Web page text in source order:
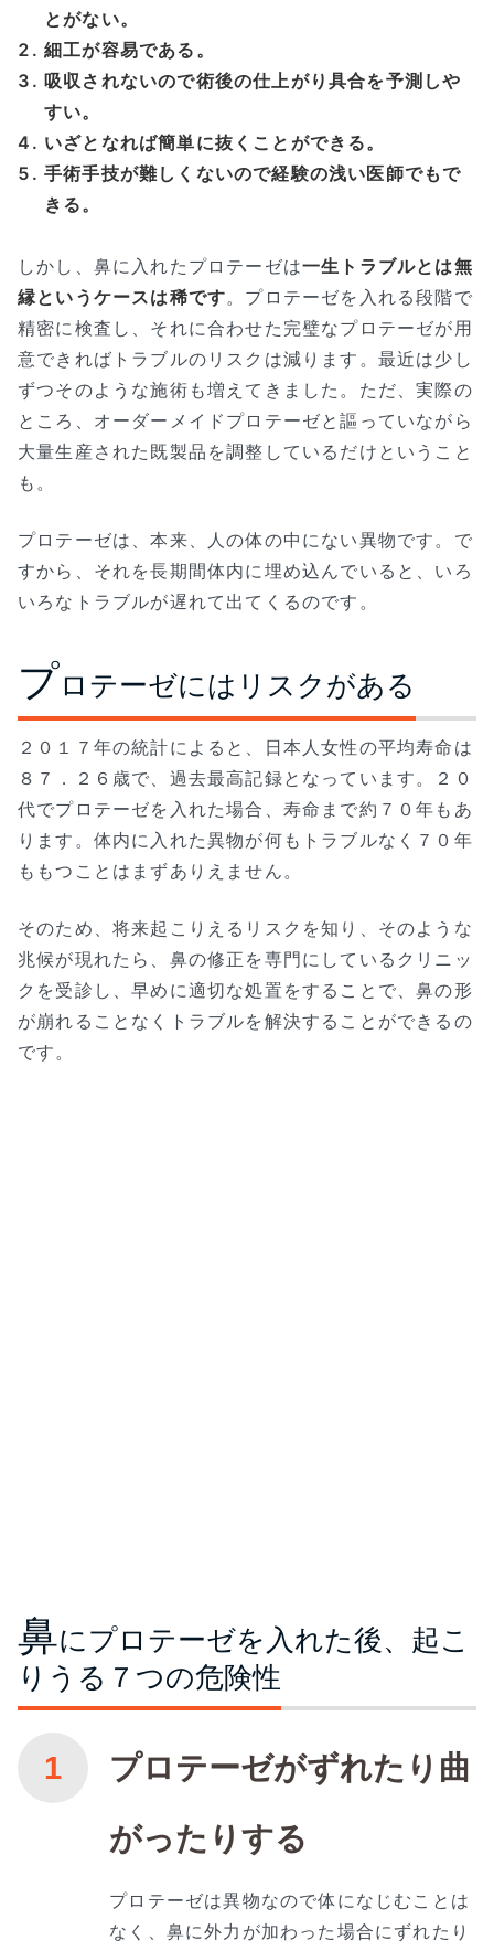
とがない。
細工が容易である。
吸収されないので術後の仕上がり具合を予測しや
すい。
いざとなれば簡単に抜くことができる。
手術手技が難しくないので経験の浅い医師でもで
きる。
しかし、鼻に入れたプロテーゼは一生トラブルとは無
縁というケースは稀です。プロテーゼを入れる段階で
精密に検査し、それに合わせた完璧なプロテーゼが用
意できればトラブルのリスクは減ります。最近は少し
ずつそのような施術も増えてきました。ただ、実際の
ところ、オーダーメイドプロテーゼと謳っていながら
大量生産された既製品を調整しているだけということ
も。
プロテーゼは、本来、人の体の中にない異物です。で
すから、それを長期間体内に埋め込んでいると、いろ
いろなトラブルが遅れて出てくるのです。
プロテーゼにはリスクがある
２０１７年の統計によると、日本人女性の平均寿命は
８７．２６歳で、過去最高記録となっています。２０
代でプロテーゼを入れた場合、寿命まで約７０年もあ
ります。体内に入れた異物が何もトラブルなく７０年
ももつことはまずありえません。
そのため、将来起こりえるリスクを知り、そのような
兆候が現れたら、鼻の修正を専門にしているクリニッ
クを受診し、早めに適切な処置をすることで、鼻の形
が崩れることなくトラブルを解決することができるの
です。
鼻にプロテーゼを入れた後、起こ
りうる７つの危険性
プロテーゼがずれたり曲
がったりする
プロテーゼは異物なので体になじむことは
なく、鼻に外力が加わった場合にずれたり